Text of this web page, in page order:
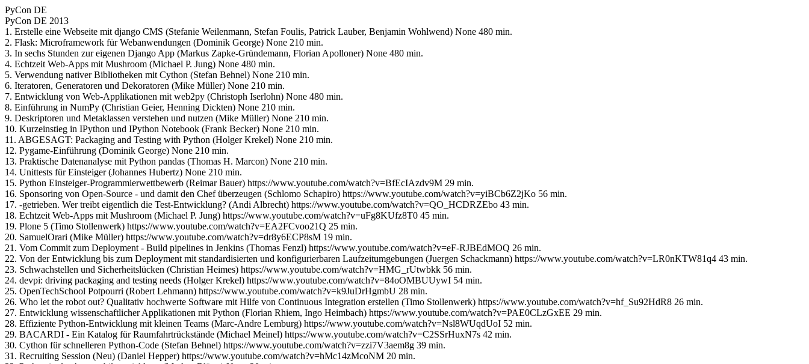
PyCon DE
PyCon DE 2013
1. Erstelle eine Webseite mit django CMS (Stefanie Weilenmann, Stefan Foulis, Patrick Lauber, Benjamin Wohlwend) None 480 min.
2. Flask: Microframework für Webanwendungen (Dominik George) None 210 min.
3. In sechs Stunden zur eigenen Django App (Markus Zapke-Gründemann, Florian Apolloner) None 480 min.
4. Echtzeit Web-Apps mit Mushroom (Michael P. Jung) None 480 min.
5. Verwendung nativer Bibliotheken mit Cython (Stefan Behnel) None 210 min.
6. Iteratoren, Generatoren und Dekoratoren (Mike Müller) None 210 min.
7. Entwicklung von Web-Applikationen mit web2py (Christoph Iserlohn) None 480 min.
8. Einführung in NumPy (Christian Geier, Henning Dickten) None 210 min.
9. Deskriptoren und Metaklassen verstehen und nutzen (Mike Müller) None 210 min.
10. Kurzeinstieg in IPython und IPython Notebook (Frank Becker) None 210 min.
11. ABGESAGT: Packaging and Testing with Python (Holger Krekel) None 210 min.
12. Pygame-Einführung (Dominik George) None 210 min.
13. Praktische Datenanalyse mit Python pandas (Thomas H. Marcon) None 210 min.
14. Unittests für Einsteiger (Johannes Hubertz) None 210 min.
15. Python Einsteiger-Programmierwettbewerb (Reimar Bauer) https://www.youtube.com/watch?v=BfEcIAzdv9M 29 min.
16. Sponsoring von Open-Source - und damit den Chef überzeugen (Schlomo Schapiro) https://www.youtube.com/watch?v=yiBCb6Z2jKo 56 min.
17. -getrieben. Wer treibt eigentlich die Test-Entwicklung? (Andi Albrecht) https://www.youtube.com/watch?v=QO_HCDRZEbo 43 min.
18. Echtzeit Web-Apps mit Mushroom (Michael P. Jung) https://www.youtube.com/watch?v=uFg8KUfz8T0 45 min.
19. Plone 5 (Timo Stollenwerk) https://www.youtube.com/watch?v=EA2FCvoo21Q 25 min.
20. SamuelOrari (Mike Müller) https://www.youtube.com/watch?v=dr8y6ECP8sM 19 min.
21. Vom Commit zum Deployment - Build pipelines in Jenkins (Thomas Fenzl) https://www.youtube.com/watch?v=eF-RJBEdMOQ 26 min.
22. Von der Entwicklung bis zum Deployment mit standardisierten und konfigurierbaren Laufzeitumgebungen (Juergen Schackmann) https://www.youtube.com/watch?v=LR0nKTW81q4 43 min.
23. Schwachstellen und Sicherheitslücken (Christian Heimes) https://www.youtube.com/watch?v=HMG_rUtwbkk 56 min.
24. devpi: driving packaging and testing needs (Holger Krekel) https://www.youtube.com/watch?v=84oOMBUUywI 54 min.
25. OpenTechSchool Potpourri (Robert Lehmann) https://www.youtube.com/watch?v=k9JuDrHgmbU 28 min.
26. Who let the robot out? Qualitativ hochwerte Software mit Hilfe von Continuous Integration erstellen (Timo Stollenwerk) https://www.youtube.com/watch?v=hf_Su92HdR8 26 min.
27. Entwicklung wissenschaftlicher Applikationen mit Python (Florian Rhiem, Ingo Heimbach) https://www.youtube.com/watch?v=PAE0CLzGxEE 29 min.
28. Effiziente Python-Entwicklung mit kleinen Teams (Marc-Andre Lemburg) https://www.youtube.com/watch?v=Nsl8WUqdUoI 52 min.
29. BACARDI - Ein Katalog für Raumfahrtrückstände (Michael Meinel) https://www.youtube.com/watch?v=C2SSrHuxN7s 42 min.
30. Cython für schnelleren Python-Code (Stefan Behnel) https://www.youtube.com/watch?v=zzi7V3aem8g 39 min.
31. Recruiting Session (Neu) (Daniel Hepper) https://www.youtube.com/watch?v=hMc14zMcoNM 20 min.